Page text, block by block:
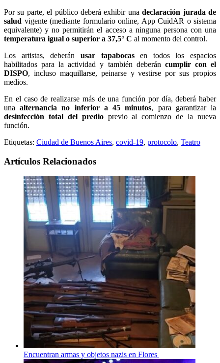
Por su parte, el público deberá exhibir unadeclaración jurada de
salud vigente (mediante formulario online, App CuidAR o sistema
equivalente) y no permitirán el acceso a ninguna persona con una
temperatura igual o superior a 37,5° C al momento del control.
Los artistas, deberán usar tapabocasen todos los espacios
habilitados para la actividad y también deberán cumplir con el
DISPO, incluso maquillarse, peinarse y vestirse por sus propios
medios.
En el caso de realizarse más de una función por día, deberá haber
unaalternancia no inferior a 45 minutos, para garantizar la
desinfección total del predioprevio al comienzo de la nueva
función.
Etiquetas: Ciudad de Buenos Aires, covid-19, protocolo, Teatro
Artículos Relacionados
Encuentran armas y objetos nazis en Flores